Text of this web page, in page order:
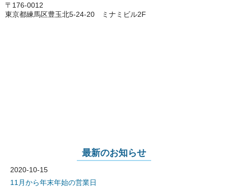
〒176-0012
東京都練馬区豊玉北5-24-20 ミナミビル2F
最新のお知らせ
2020-10-15
11月から年末年始の営業日